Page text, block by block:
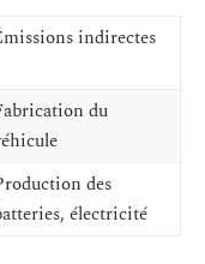
indirectes
du
des
électricité